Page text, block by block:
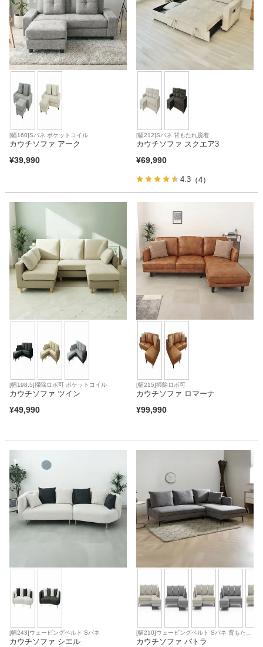
[幅160]Sバネ ポケットコイル
カウチソファ アーク
¥39,990
[幅212]Sバネ 背もたれ脱着
カウチソファ スクエア3
¥69,990
4.3 （4）
[幅198.5]掃除ロボ可 ポケットコイル
カウチソファ ツイン
¥49,990
[幅215]掃除ロボ可
カウチソファ ロマーナ
¥99,990
[幅243]ウェービングベルト Sバネ
カウチソファ シエル
[幅210]ウェービングベルト Sバネ 背もたれ
脱着 直置き可能 はっ水
カウチソファ パトラ